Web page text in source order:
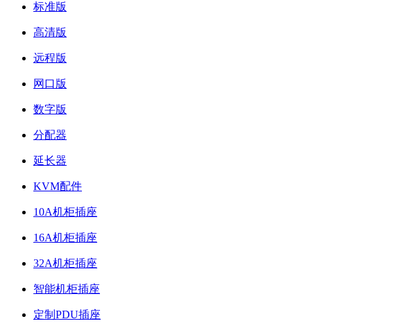
标准版
高清版
远程版
网口版
数字版
分配器
延长器
KVM配件
10A机柜插座
16A机柜插座
32A机柜插座
智能机柜插座
定制PDU插座